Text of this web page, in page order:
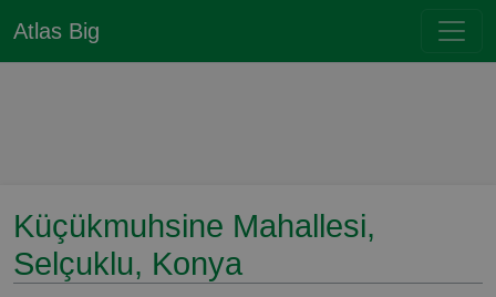
Atlas Big
Küçükmuhsine Mahallesi,
Selçuklu, Konya